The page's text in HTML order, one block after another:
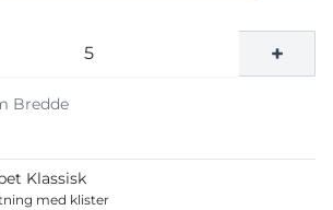
+
Bredde
Klassisk
med klister